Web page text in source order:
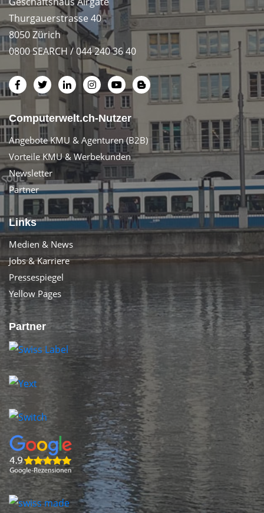
Thurgauerstrasse 40
8050 Zürich
0800 SEARCH / 044 240 36 40
Computerwelt.ch-Nutzer
Angebote KMU & Agenturen (B2B)
Vorteile KMU & Werbekunden
Newsletter
Partner
Links
Medien & News
Jobs & Karriere
Pressespiegel
Yellow Pages
Partner